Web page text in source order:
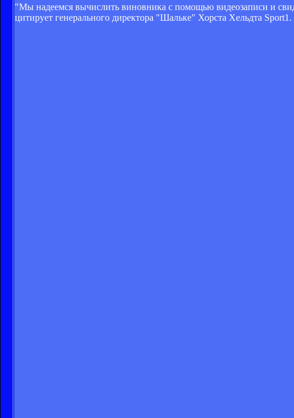
"Мы надеемся вычислить виновника с помощью видеозаписи и
цитирует генерального директора "Шальке" Хорста Хельдта Sport1.